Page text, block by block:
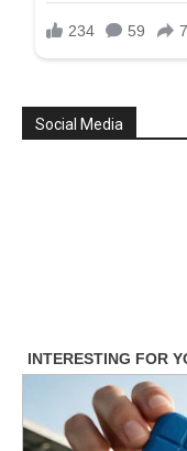
Social Media